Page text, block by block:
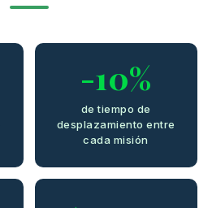
-10%
de tiempo de
desplazamiento entre
cada misión